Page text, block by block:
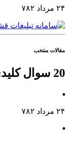
۲۴ مرداد ۷۸۲
مقالات منتخب
20 سوال کلیدی درباره ساخت مهر در قشم
۲۴ مرداد ۷۸۲